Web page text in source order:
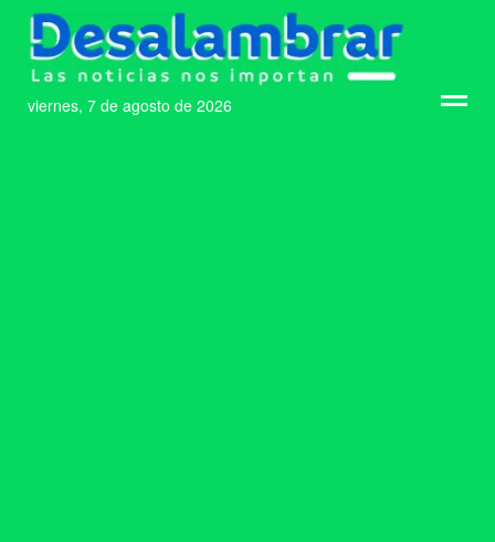
viernes, 7 de agosto de 2026